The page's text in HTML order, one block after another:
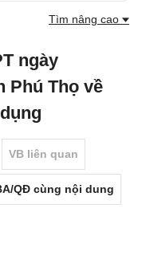
Tìm nâng cao
ngày
Phú Thọ về
VB liên quan
QĐ cùng nội dung